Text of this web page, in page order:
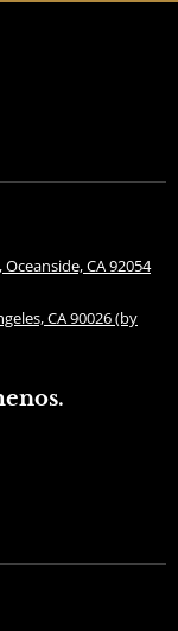
CA 92054
CA 90026 (by